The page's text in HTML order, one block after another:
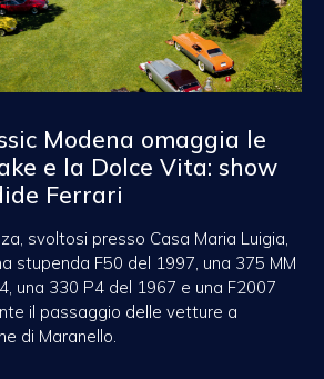
Modena omaggia le
e la Dolce Vita: show
Ferrari
svoltosi presso Casa Maria Luigia,
stupenda F50 del 1997, una 375 MM
una 330 P4 del 1967 e una F2007
il passaggio delle vetture a
di Maranello.